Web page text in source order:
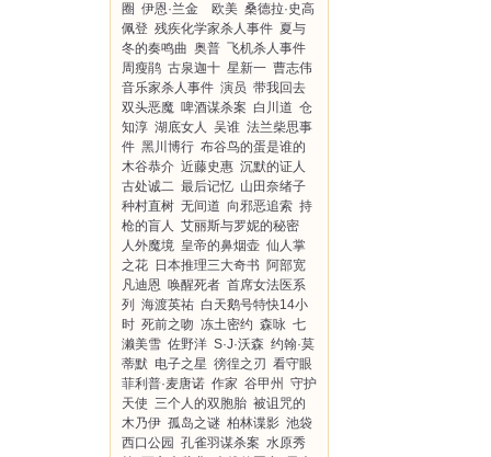
圈 伊恩·兰金 欧美 桑德拉·史高
佩登 残疾化学家杀人事件 夏与
冬的奏鸣曲 奥普 飞机杀人事件
周瘦鹃 古泉迦十 星新一 曹志伟
音乐家杀人事件 演员 带我回去
双头恶魔 啤酒谋杀案 白川道 仓
知淳 湖底女人 吴谁 法兰柴思事
件 黑川博行 布谷鸟的蛋是谁的
木谷恭介 近藤史惠 沉默的证人
古处诚二 最后记忆 山田奈绪子
种村直树 无间道 向邪恶追索 持
枪的盲人 艾丽斯与罗妮的秘密
人外魔境 皇帝的鼻烟壶 仙人掌
之花 日本推理三大奇书 阿部宽
凡迪恩 唤醒死者 首席女法医系
列
海渡英祐 白天鹅号特快14小
时 死前之吻 冻土密约 森咏 七
濑美雪 佐野洋 S·J·沃森 约翰·莫
蒂默 电子之星 徬徨之刃 看守眼
菲利普·麦唐诺 作家 谷甲州 守护
天使 三个人的双胞胎 被诅咒的
木乃伊 孤岛之谜 柏林谍影 池袋
西口公园 孔雀羽谋杀案 水原秀